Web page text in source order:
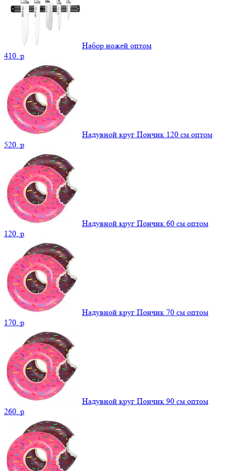
Набор ножей оптом
410. p
Надувной круг Пончик 120 см оптом
520. p
Надувной круг Пончик 60 см оптом
120. p
Надувной круг Пончик 70 см оптом
170. p
Надувной круг Пончик 90 см оптом
260. p